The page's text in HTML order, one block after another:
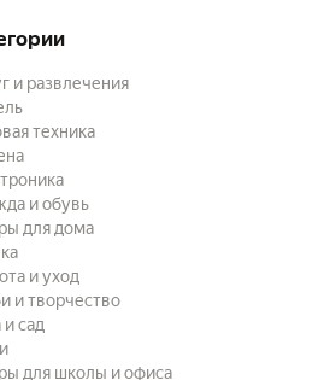
и развлечения
техника
и обувь
для дома
и уход
и творчество
сад
для школы и офиса